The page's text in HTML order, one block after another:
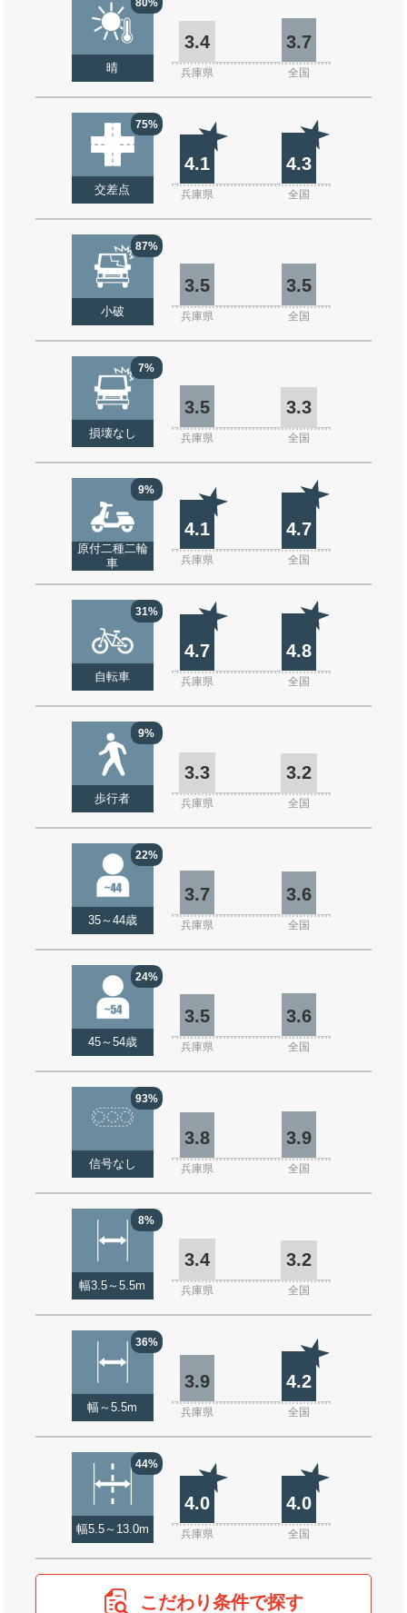
晴
3.4 3.7
兵庫県 全国
75%
交差点
4.1 4.3
兵庫県 全国
87%
小破
3.5 3.5
兵庫県 全国
7%
損壊なし
3.5 3.3
兵庫県 全国
9%
原付二種二輪
車
4.1 4.7
兵庫県 全国
31%
自転車
4.7 4.8
兵庫県 全国
9%
歩行者
3.3 3.2
兵庫県 全国
22%
35～44歳
3.7 3.6
兵庫県 全国
24%
45～54歳
3.5 3.6
兵庫県 全国
93%
信号なし
3.8 3.9
兵庫県 全国
8%
幅3.5～5.5m
3.4 3.2
兵庫県 全国
36%
幅～5.5m
3.9 4.2
兵庫県 全国
44%
幅5.5～13.0m
4.0 4.0
兵庫県 全国
こだわり条件で探す